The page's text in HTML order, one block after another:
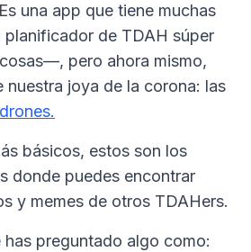
Es una app que tiene muchas
de TDAH súper
pero ahora mismo,
nuestra joya de la corona: las
básicos, estos son los
donde puedes encontrar
y memes de otros TDAHers.
preguntado algo como: